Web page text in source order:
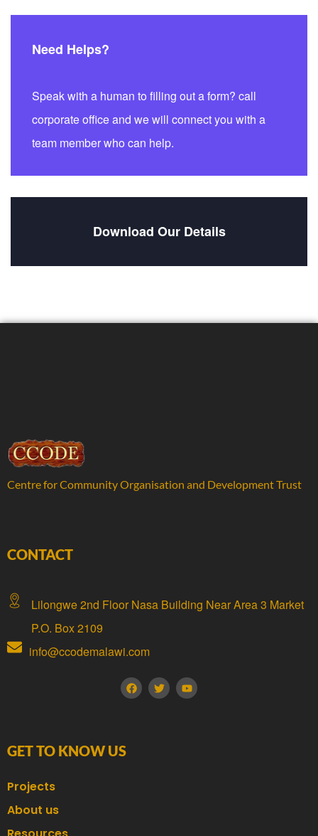
Need Helps?
Speak with a human to filling out a form? call
corporate office and we will connect you with a
team member who can help.
Download Our Details
Centre for Community Organisation and Development Trust
CONTACT
Lilongwe 2nd Floor Nasa Building Near Area 3 Market
P.O. Box 2109
info@ccodemalawi.com
GET TO KNOW US
Projects
About us